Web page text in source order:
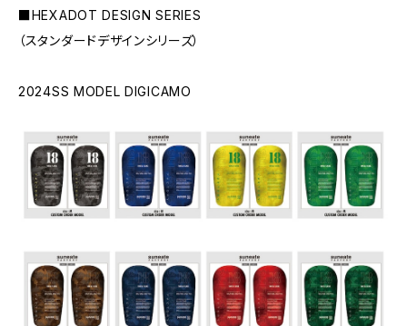
■HEXADOT DESIGN SERIES
（スタンダードデザインシリーズ）
2024SS MODEL DIGICAMO